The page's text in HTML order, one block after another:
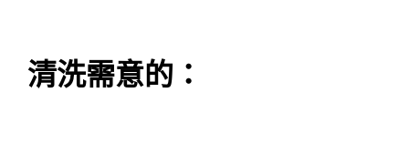
清洗需意的：